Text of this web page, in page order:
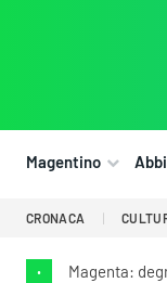
Magentino
CRONACA
• Magenta: